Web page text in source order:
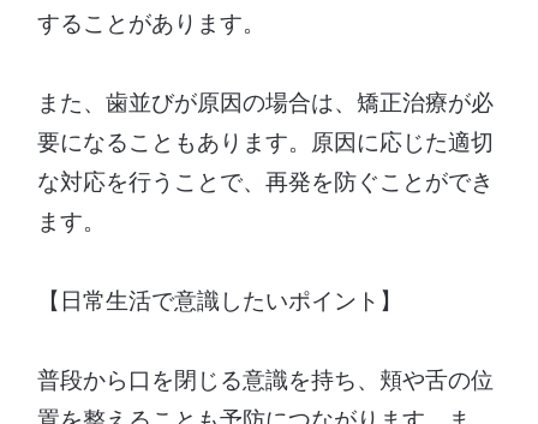
することがあります。
また、歯並びが原因の場合は、矯正治療が必
要になることもあります。原因に応じた適切
な対応を行うことで、再発を防ぐことができ
ます。
【日常生活で意識したいポイント】
普段から口を閉じる意識を持ち、頬や舌の位